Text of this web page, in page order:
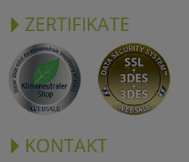
ZERTIFIKATE
KONTAKT